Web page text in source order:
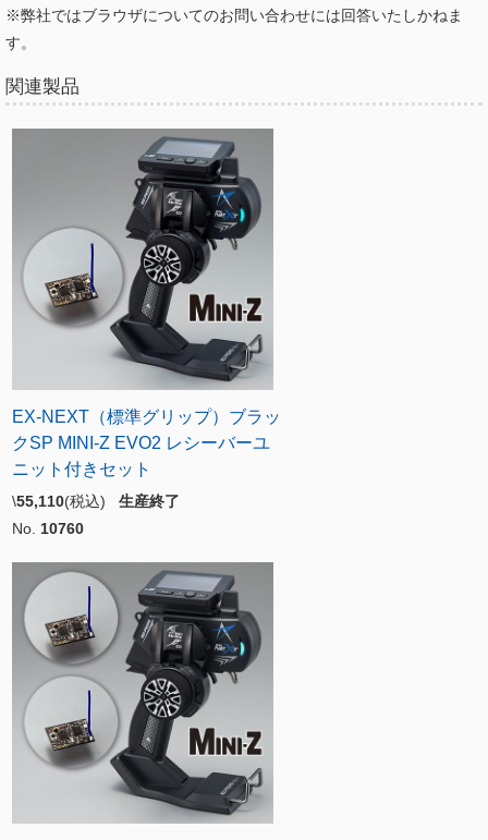
※弊社ではブラウザについてのお問い合わせには回答いたしかねま
す。
関連製品
EX-NEXT（標準グリップ）ブラッ
クSP MINI-Z EVO2 レシーバーユ
ニット付きセット
\55,110(税込) 生産終了
No. 10760